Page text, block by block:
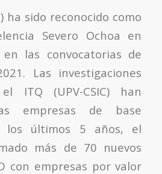
ha sido reconocido como
Severo Ochoa en
las convocatorias de
Las investigaciones
ITQ (UPV-CSIC) han
empresas de base
los últimos 5 años, el
más de 70 nuevos
con empresas por valor